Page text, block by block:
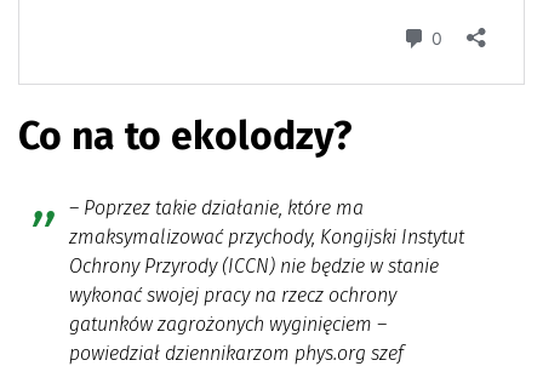
Co na to ekolodzy?
– Poprzez takie działanie, które ma
zmaksymalizować przychody, Kongijski Instytut
Ochrony Przyrody (ICCN) nie będzie w stanie
wykonać swojej pracy na rzecz ochrony
gatunków zagrożonych wyginięciem –
powiedział dziennikarzom phys.org szef